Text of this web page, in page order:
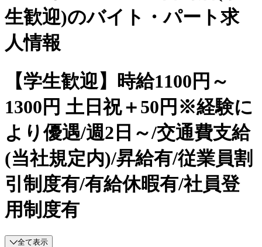
生歓迎)のバイト・パート求
人情報
【学生歓迎】時給1100円～
1300円 土日祝＋50円※経験に
より優遇/週2日～/交通費支給
(当社規定内)/昇給有/従業員割
引制度有/有給休暇有/社員登
用制度有
全て表示